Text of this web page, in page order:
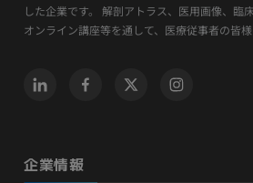
した企業です。 解剖アトラス、医用画像、臨
オンライン講座等を通して、医療従事者の皆
企業情報